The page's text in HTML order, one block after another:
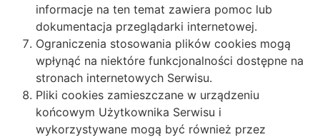
informacje na ten temat zawiera pomoc lub
dokumentacja przeglądarki internetowej.
Ograniczenia stosowania plików cookies mogą
wpłynąć na niektóre funkcjonalności dostępne na
stronach internetowych Serwisu.
Pliki cookies zamieszczane w urządzeniu
końcowym Użytkownika Serwisu i
wykorzystywane mogą być również przez